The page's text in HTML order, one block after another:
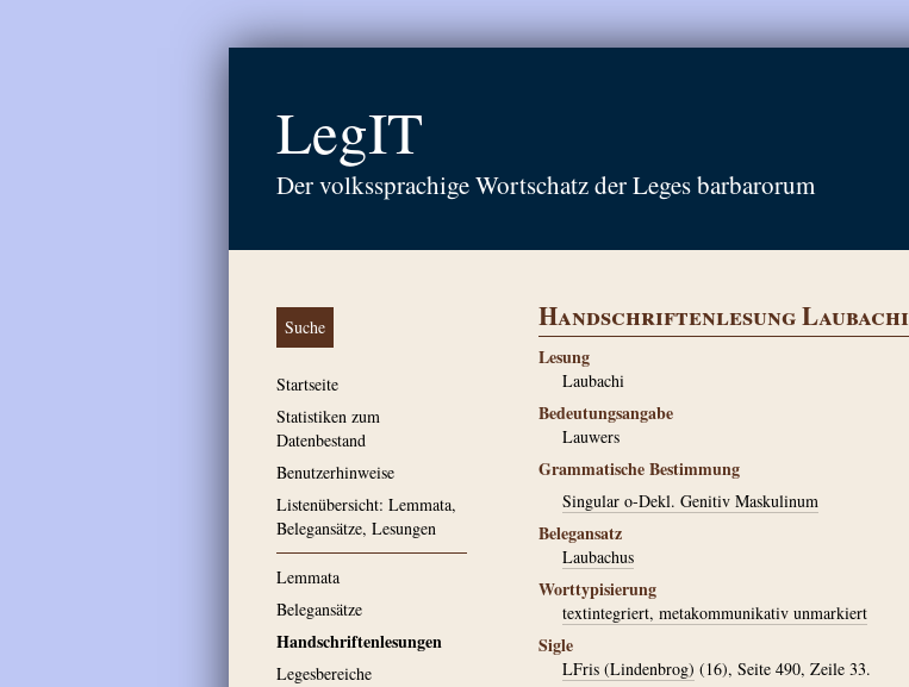
LegIT
Der volkssprachige Wortschatz der Leges barbarorum
Suche
Startseite
Statistiken zum
Datenbestand
Benutzerhinweise
Listenübersicht: Lemmata,
Belegansätze, Lesungen
Lemmata
Belegansätze
Handschriftenlesungen
Legesbereiche
Handschriftenlesung Laubachi
Lesung
Laubachi
Bedeutungsangabe
Lauwers
Grammatische Bestimmung
Singular o-Dekl. Genitiv Maskulinum
Belegansatz
Laubachus
Worttypisierung
textintegriert, metakommunikativ unmarkiert
Sigle
LFris (Lindenbrog) (16), Seite 490, Zeile 33.